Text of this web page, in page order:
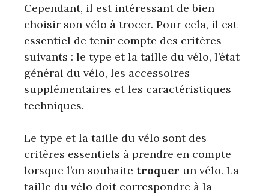
Cependant, il est intéressant de bien
choisir son vélo à trocer. Pour cela, il est
essentiel de tenir compte des critères
suivants : le type et la taille du vélo, l’état
général du vélo, les accessoires
supplémentaires et les caractéristiques
techniques.
Le type et la taille du vélo sont des
critères essentiels à prendre en compte
lorsque l’on souhaite troquer un vélo. La
taille du vélo doit correspondre à la